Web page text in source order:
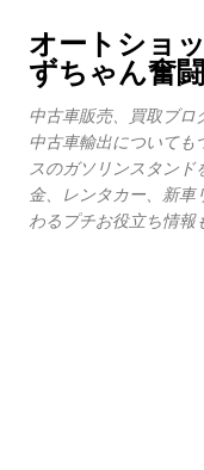
スキップ
オートショ
ずちゃん奮
中古車販売、買取ブロ
中古車輸出についても
スのガソリンスタンド
金、レンタカー、新
わるプチお役立ち情報